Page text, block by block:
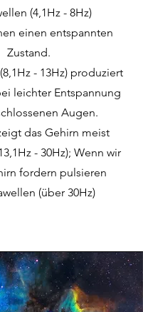
(4,1Hz - 8Hz)
einen entspannten
Zustand.
- 13Hz) produziert
leichter Entspannung
Augen.
das Gehirn meist
- 30Hz); Wenn wir
fordern pulsieren
(über 30Hz)